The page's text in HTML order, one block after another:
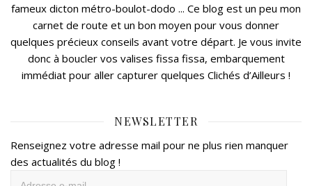
fameux dicton métro-boulot-dodo ... Ce blog est un peu mon
carnet de route et un bon moyen pour vous donner
quelques précieux conseils avant votre départ. Je vous invite
donc à boucler vos valises fissa fissa, embarquement
immédiat pour aller capturer quelques Clichés d’Ailleurs !
NEWSLETTER
Renseignez votre adresse mail pour ne plus rien manquer
des actualités du blog !